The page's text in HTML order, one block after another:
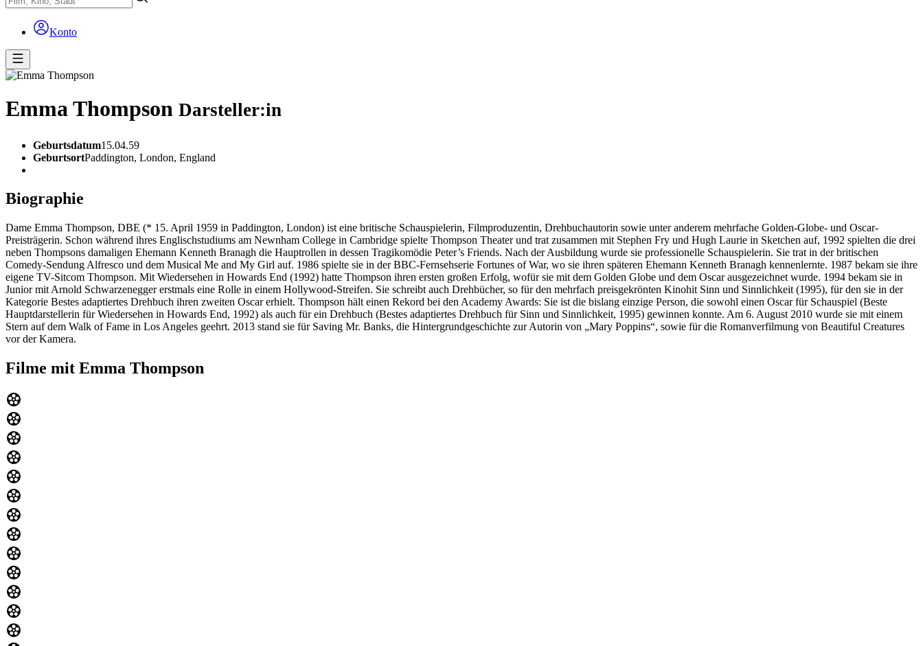
Konto
Emma Thompson Darsteller:in
Geburtsdatum15.04.59
GeburtsortPaddington, London, England
Biographie
Dame Emma Thompson, DBE (* 15. April 1959 in Paddington, London) ist eine britische Schauspielerin, Filmproduzentin, Drehbuchautorin sowie unter anderem mehrfache Golden-Globe- und Oscar-
Preisträgerin. Schon während ihres Englischstudiums am Newnham College in Cambridge spielte Thompson Theater und trat zusammen mit Stephen Fry und Hugh Laurie in Sketchen auf, 1992 spielten die drei
neben Thompsons damaligen Ehemann Kenneth Branagh die Hauptrollen in dessen Tragikomödie Peter’s Friends. Nach der Ausbildung wurde sie professionelle Schauspielerin. Sie trat in der britischen
Comedy-Sendung Alfresco und dem Musical Me and My Girl auf. 1986 spielte sie in der BBC-Fernsehserie Fortunes of War, wo sie ihren späteren Ehemann Kenneth Branagh kennenlernte. 1987 bekam sie ihre
eigene TV-Sitcom Thompson. Mit Wiedersehen in Howards End (1992) hatte Thompson ihren ersten großen Erfolg, wofür sie mit dem Golden Globe und dem Oscar ausgezeichnet wurde. 1994 bekam sie in
Junior mit Arnold Schwarzenegger erstmals eine Rolle in einem Hollywood-Streifen. Sie schreibt auch Drehbücher, so für den mehrfach preisgekrönten Kinohit Sinn und Sinnlichkeit (1995), für den sie in der
Kategorie Bestes adaptiertes Drehbuch ihren zweiten Oscar erhielt. Thompson hält einen Rekord bei den Academy Awards: Sie ist die bislang einzige Person, die sowohl einen Oscar für Schauspiel (Beste
Hauptdarstellerin für Wiedersehen in Howards End, 1992) als auch für ein Drehbuch (Bestes adaptiertes Drehbuch für Sinn und Sinnlichkeit, 1995) gewinnen konnte. Am 6. August 2010 wurde sie mit einem
Stern auf dem Walk of Fame in Los Angeles geehrt. 2013 stand sie für Saving Mr. Banks, die Hintergrundgeschichte zur Autorin von „Mary Poppins“, sowie für die Romanverfilmung von Beautiful Creatures
vor der Kamera.
Filme mit Emma Thompson